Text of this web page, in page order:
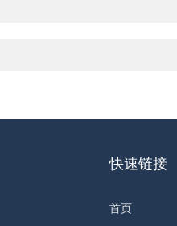
快速链接
首页